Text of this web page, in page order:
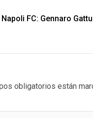
Napoli FC: Gennaro
obligatorios están